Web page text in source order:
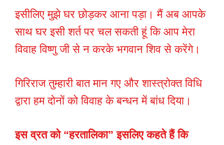
इसीलिए मुझे घर छोड़कर आना पड़ा। मैं अब आपके
साथ घर इसी शर्त पर चल सकती हूं कि आप मेरा
विवाह विष्णु जी से न करके भगवान शिव से करेंगे।
गिरिराज तुम्हारी बात मान गए और शास्त्रोक्त विधि
द्वारा हम दोनों को विवाह के बन्धन में बांध दिया।
इस व्रत को “हरतालिका” इसलिए कहते हैं कि